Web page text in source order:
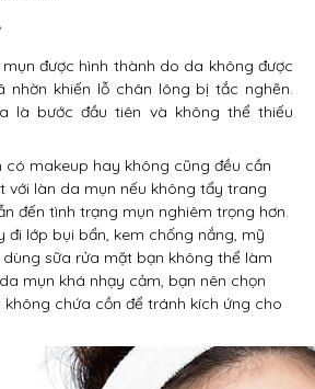
được hình thành do da không được
nhờn khiến lỗ chân lông bị tắc nghẽn.
là bước đầu tiên và không thể thiếu
có makeup hay không cũng đều cần
với làn da mụn nếu không tẩy trang
đến tình trạng mụn nghiêm trọng hơn.
đi lớp bụi bẩn, kem chống nắng, mỹ
sữa rửa mặt bạn không thể làm
mụn khá nhạy cảm, bạn nên chọn
chứa cồn để tránh kích ứng cho